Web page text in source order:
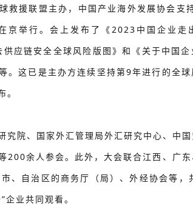
救援联盟主办，中国产业海外发展协会支
京举行。会上发布了《2023中国企业走
应链安全全球风险版图》和《关于中国企
。这已是主办方连续坚持第9年进行的全球
。
究院、国家外汇管理局外汇研究中心、中
200余人参会。此外，大会联合江西、广东
、自治区的商务厅（局）、外经协会等，
业共同观看。